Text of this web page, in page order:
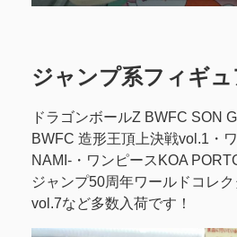
ジャンプ系フィギュ
ドラゴンボールZ BWFC SON
BWFC 造形王頂上決戦vol.1・
NAMI-・ワンピースKOA
ジャンプ50周年ワールドコレ
vol.7など多数入荷です！